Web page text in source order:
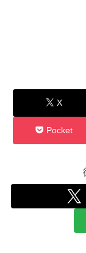
X
Pocket